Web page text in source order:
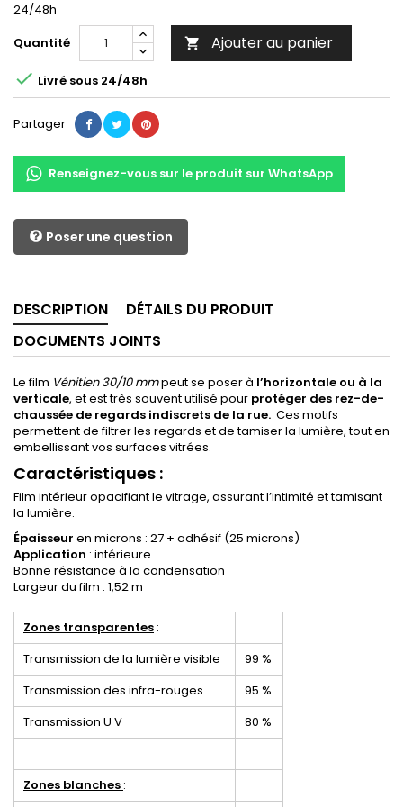
24/48h
Quantité
 Ajouter au panier
 Livré sous 24/48h
Partager
Renseignez-vous sur le produit sur WhatsApp
Poser une question
DESCRIPTION
DÉTAILS DU PRODUIT
DOCUMENTS JOINTS
Le film Vénitien 30/10 mmpeut se poser à l’horizontale ou à la
verticale, et est très souvent utilisé pour protéger des rez-de-
chaussée de regards indiscrets de la rue. Ces motifs
permettent de filtrer les regards et de tamiser la lumière, tout en
embellissant vos surfaces vitrées.
Caractéristiques :
Film intérieur opacifiant le vitrage, assurant l’intimité et tamisant
la lumière.
Épaisseur en microns : 27 + adhésif (25 microns)
Application : intérieure
Bonne résistance à la condensation
Largeur du film : 1,52 m
Zones transparentes :
Transmission de la lumière visible
99 %
Transmission des infra-rouges
95 %
Transmission U V
80 %
Zones blanches :